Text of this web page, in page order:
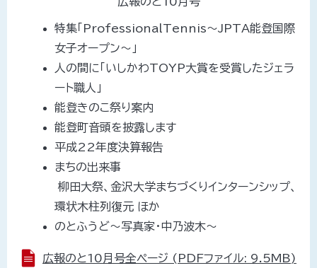
特集「ProfessionalTennis～JPTA能登国際
女子オープン～」
人の間に「いしかわTOYP大賞を受賞したジェラ
ート職人」
能登きのこ祭り案内
能登町音頭を披露します
平成22年度決算報告
まちの出来事
柳田大祭、金沢大学まちづくりインターンシップ、
環状木柱列復元 ほか
のとふうど～写真家・中乃波木～
広報のと10月号全ページ (PDFファイル: 9.5MB)